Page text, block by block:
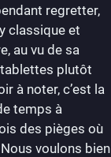
regretter,
classique et
au vu de sa
plutôt
à noter, c’est la
temps à
des pièges où
voulons bien